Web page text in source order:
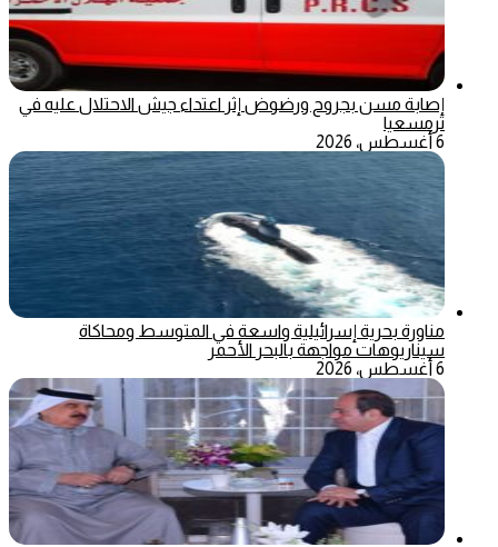
إصابة مسن بجروح ورضوض إثر اعتداء جيش الاحتلال عليه في
ترمسعيا
6 أغسطس، 2026
مناورة بحرية إسرائيلية واسعة في المتوسط ومحاكاة
سيناريوهات مواجهة بالبحر الأحمر
6 أغسطس، 2026